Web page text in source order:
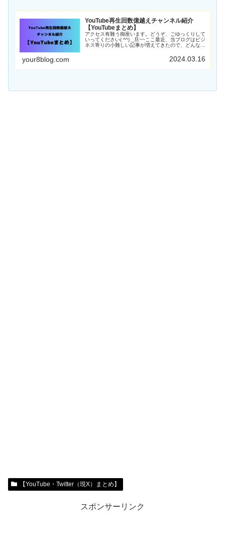
YouTube再生回数億越えチャンネル紹介
【YouTubeまとめ】
アクセス有難う御座います。どうぞ、ごゆっくりして
いってください( ^^) _旦~~ここ最近、当ブログはビジ
ネス寄りの小難しい記事が増えてきたので、どんな人
YouTubeのおすすめ動画まとめを始めまRead More
your8blog.com 2024.03.16
【YouTube・Twitter（現X）まとめ】
スポンサーリンク